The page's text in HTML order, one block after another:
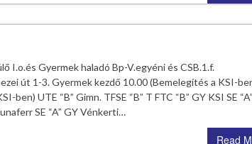
I.o.és Gyermek haladó Bp-V.egyéni és CSB.1.f.
út 1-3. Gyermek kezdő 10.00 (Bemelegítés a KSI-
ben) UTE “B” Gimn. TFSE “B” T FTC “B” GY KSI SE
SE “A” GY Vénkerti…
Read